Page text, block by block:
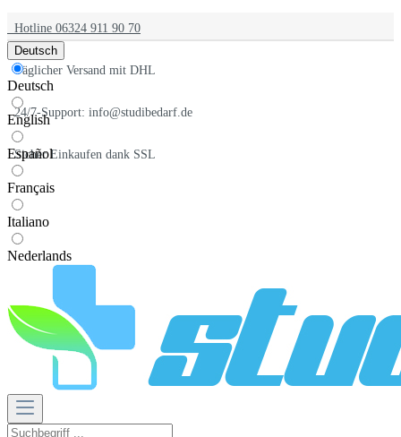
Hotline 06324 911 90 70
Täglicher Versand mit DHL
24/7-Support: info@studibedarf.de
Sicher Einkaufen dank SSL
Deutsch
Deutsch
English
Español
Français
Italiano
Nederlands